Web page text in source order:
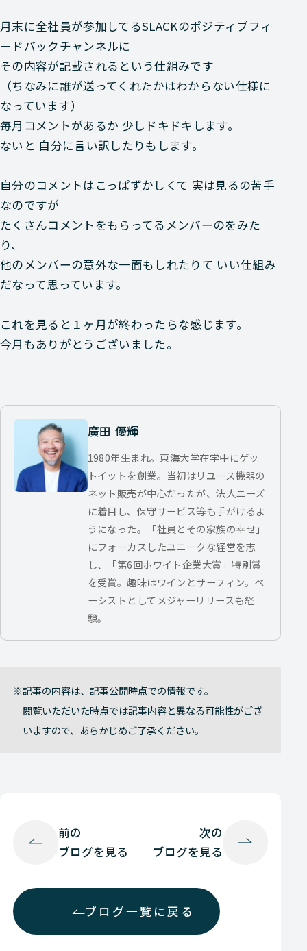
月末に全社員が参加してるSLACKのポジティブフィ
ードバックチャンネルに
その内容が記載されるという仕組みです
（ちなみに誰が送ってくれたかはわからない仕様に
なっています）
毎月コメントがあるか 少しドキドキします。
ないと 自分に言い訳したりもします。
自分のコメントはこっぱずかしくて 実は見るの苦手
なのですが
たくさんコメントをもらってるメンバーのをみた
り、
他のメンバーの意外な一面もしれたりて いい仕組み
だなって思っています。
これを見ると１ヶ月が終わったらな感じます。
今月もありがとうございました。
廣田 優輝
1980年生まれ。東海大学在学中にゲッ
トイットを創業。当初はリユース機器の
ネット販売が中心だったが、法人ニーズ
に着目し、保守サービス等も手がけるよ
うになった。「社員とその家族の幸せ」
にフォーカスしたユニークな経営を志
し、「第6回ホワイト企業大賞」特別賞
を受賞。趣味はワインとサーフィン。ベ
ーシストとしてメジャーリリースも経
験。
記事の内容は、記事公開時点での情報です。
閲覧いただいた時点では記事内容と異なる可能性がござ
いますので、あらかじめご了承ください。
前の
ブログを見る
ブログ一覧に戻る
次の
ブログを見る